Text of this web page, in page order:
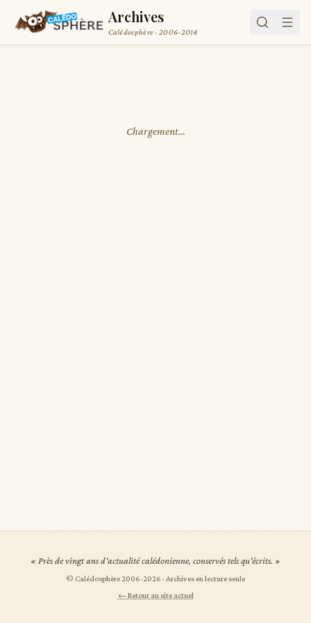
Archives
Calédosphère · 2006-2014
Chargement…
« Près de vingt ans d'actualité calédonienne, conservés tels qu'écrits. »
© Calédosphère 2006-2026 · Archives en lecture seule
← Retour au site actuel